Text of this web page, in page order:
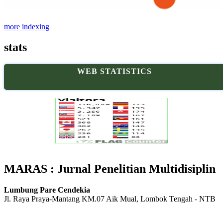
more indexing
stats
WEB STATISTICS
MARAS : Jurnal Penelitian Multidisiplin
Lumbung Pare Cendekia
Jl. Raya Praya-Mantang KM.07 Aik Mual, Lombok Tengah - NTB